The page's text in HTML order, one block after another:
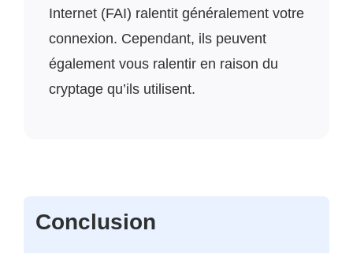
Internet (FAI) ralentit généralement votre
connexion. Cependant, ils peuvent
également vous ralentir en raison du
cryptage qu’ils utilisent.
Conclusion